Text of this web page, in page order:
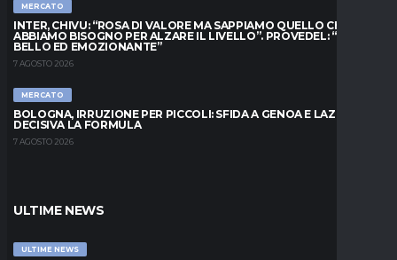
MERCATO
INTER, CHIVU: “ROSA DI VALORE MA SAPPIAMO QUELLO CHE
ABBIAMO BISOGNO PER ALZARE IL LIVELLO”. PROVEDEL: “MESE
BELLO ED EMOZIONANTE”
7 AGOSTO 2026
MERCATO
BOLOGNA, IRRUZIONE PER PICCOLI: SFIDA A GENOA E LAZIO,
DECISIVA LA FORMULA
7 AGOSTO 2026
ULTIME NEWS
ULTIME NEWS